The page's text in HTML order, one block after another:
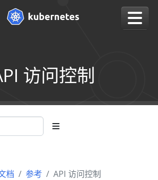
访问控制
档 参考 API 访问控制